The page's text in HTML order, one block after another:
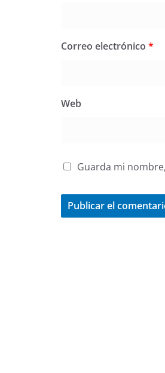
Correo electrónico *
Web
Guarda mi